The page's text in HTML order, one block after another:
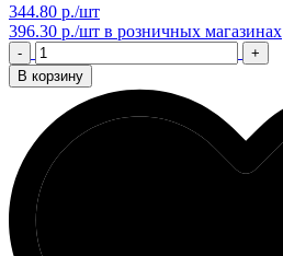
344.80 р./шт
396.30 р./шт в розничных магазинах
-
+
В корзину